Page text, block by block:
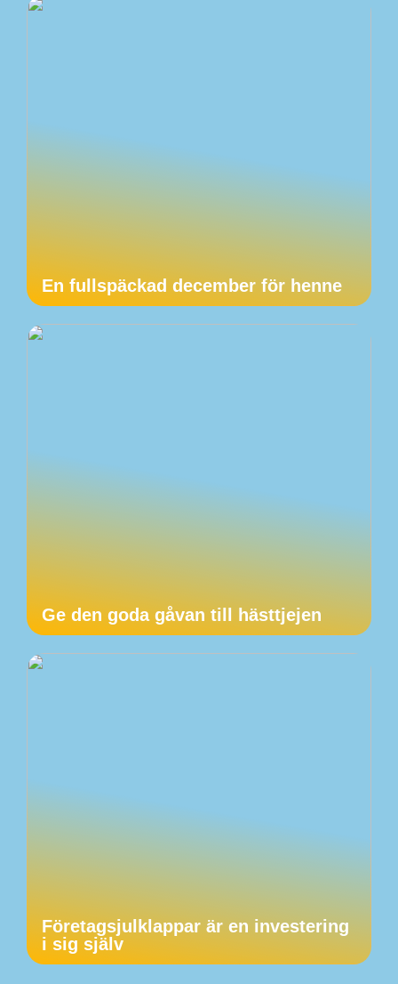
En fullspäckad december för henne
Ge den goda gåvan till hästtjejen
Företagsjulklappar är en investering
i sig själv